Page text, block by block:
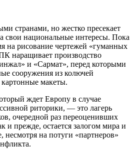
странами, но жестко пресекает
свои национальные интересы. Пока
на рисование чертежей «гуманных
наращивает производство
и «Сармат», перед которыми
сооружения из колючей
макеты.
ждет Европу в случае
риторики, — это лагерь
очередной раз переоценивших
и прежде, остается залогом мира и
несмотря на потуги «партнеров»